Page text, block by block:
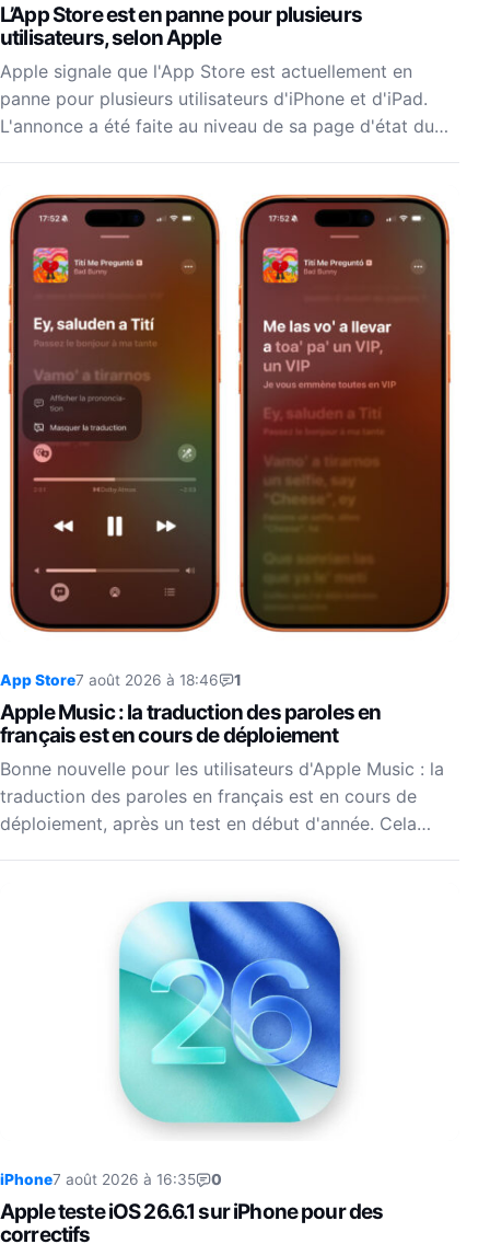
L’App Store est en panne pour plusieurs
utilisateurs, selon Apple
Apple signale que l'App Store est actuellement en
panne pour plusieurs utilisateurs d'iPhone et d'iPad.
L'annonce a été faite au niveau de sa page d'état du…
App Store7 août 2026 à 18:46 1
Apple Music : la traduction des paroles en
français est en cours de déploiement
Bonne nouvelle pour les utilisateurs d'Apple Music : la
traduction des paroles en français est en cours de
déploiement, après un test en début d'année. Cela…
iPhone7 août 2026 à 16:35 0
Apple teste iOS 26.6.1 sur iPhone pour des
correctifs